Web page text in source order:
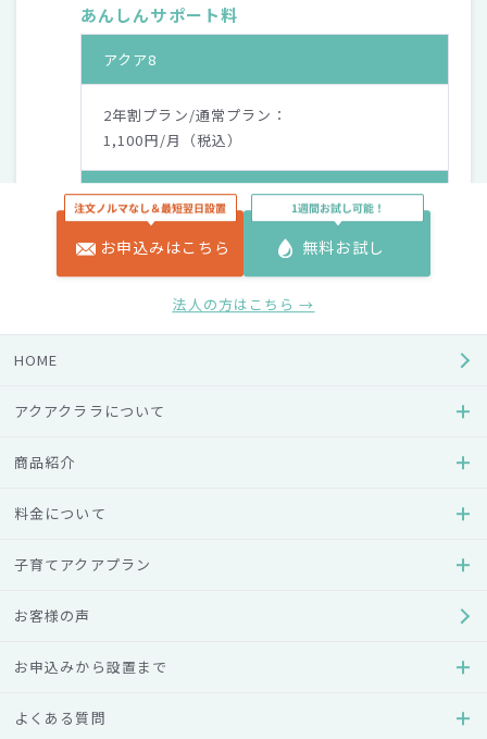
あんしんサポート料
アクア8
2年割プラン/通常プラン：
1,100円/月（税込）
アクアスリム
2年割プラン/通常プラン：
1,100円/月（税込）
アクアスリムS
1,100円/月（税込）
2年割プラン：2,200円/月（税込）
お申込みはこちら 無料お試し
法人の方はこちら →
HOME
アクアクララについて
商品紹介
料金について
子育てアクアプラン
お客様の声
お申込みから設置まで
よくある質問